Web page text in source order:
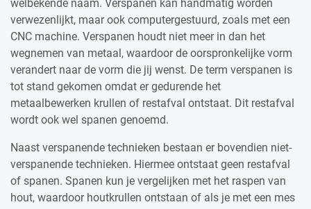
welbekende naam. Verspanen kan handmatig worden
verwezenlijkt, maar ook computergestuurd, zoals met een
CNC machine. Verspanen houdt niet meer in dan het
wegnemen van metaal, waardoor de oorspronkelijke vorm
verandert naar de vorm die jij wenst. De term verspanen is
tot stand gekomen omdat er gedurende het
metaalbewerken krullen of restafval ontstaat. Dit restafval
wordt ook wel spanen genoemd.
Naast verspanende technieken bestaan er bovendien niet-
verspanende technieken. Hiermee ontstaat geen restafval
of spanen. Spanen kun je vergelijken met het raspen van
hout, waardoor houtkrullen ontstaan of als je met een mes